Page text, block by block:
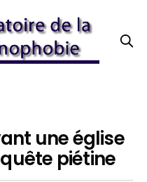
une église
piétine